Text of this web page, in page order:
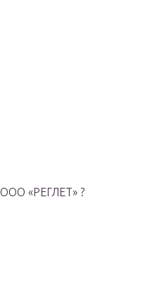
ООО «РЕГЛЕТ» ?